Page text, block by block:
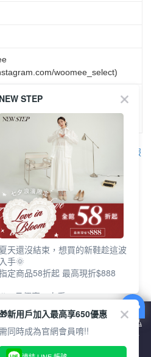
woomee_select)
顏色會因拍攝燈光環境或個人螢幕
，而造成部份色差現象，顏色以實
主。
客服
站使用 cookie 方式之詳情，及若您不希
腦的 cookie 設定，請參閱本網站「
隱私
本網站即表示您同意本公司得按本網站使
NEW STEP
夏天還沒結束，想買的新鞋趁這波
入手🌞
定商品58折起 最高現折$888
8月優惠一次看
①LINE購物最高10%回饋
每周限定品現折200
③指定商品58折起 最高現折$888
上班鞋、休閒鞋、涼鞋一次逛齊
新用戶加入最高享650優惠
需同時成為官網會員唷!!